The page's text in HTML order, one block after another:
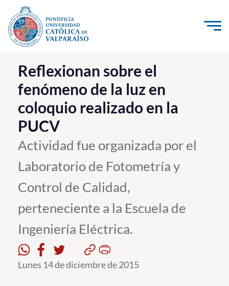
Click acá para ir directamente al contenido
La Universidad
Investigación, Creación e Innovación
PUCV Internacional
Vinculación con el Medio
Admisión
Pregrado
Postgrado
Formación Continua
Estudiantes
Reflexionan sobre el
fenómeno de la luz en
coloquio realizado en la
PUCV
Actividad fue organizada por el
Laboratorio de Fotometría y
Control de Calidad,
perteneciente a la Escuela de
Ingeniería Eléctrica.
Lunes 14 de diciembre de 2015